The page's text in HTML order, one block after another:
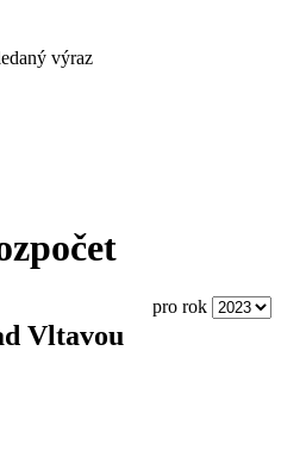
výraz
pro rok
Vltavou